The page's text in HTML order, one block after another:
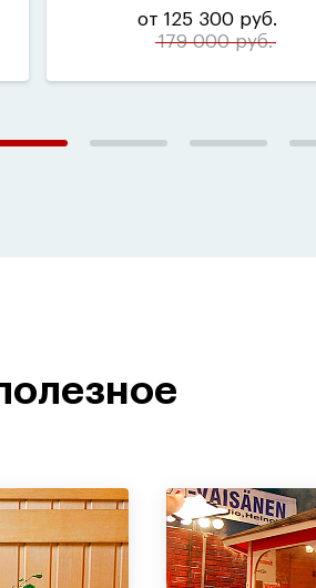
от 125 300 руб.
179 000 руб.